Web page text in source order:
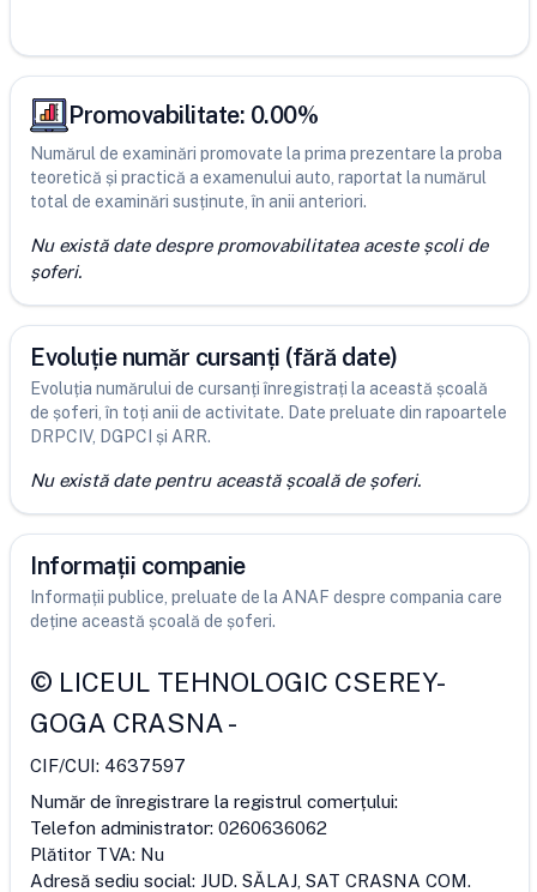
Promovabilitate: 0.00%
Numărul de examinări promovate la prima prezentare la proba
teoretică și practică a examenului auto, raportat la numărul
total de examinări susținute, în anii anteriori.
Nu există date despre promovabilitatea aceste școli de
șoferi.
Evoluție număr cursanți (fără date)
Evoluția numărului de cursanți înregistrați la această școală
de șoferi, în toți anii de activitate. Date preluate din rapoartele
DRPCIV, DGPCI și ARR.
Nu există date pentru această școală de șoferi.
Informații companie
Informații publice, preluate de la ANAF despre compania care
deține această școală de șoferi.
© LICEUL TEHNOLOGIC CSEREY-
GOGA CRASNA-
CIF/CUI: 4637597
Număr de înregistrare la registrul comerțului:
Telefon administrator: 0260636062
Plătitor TVA: Nu
Adresă sediu social: JUD. SĂLAJ, SAT CRASNA COM.